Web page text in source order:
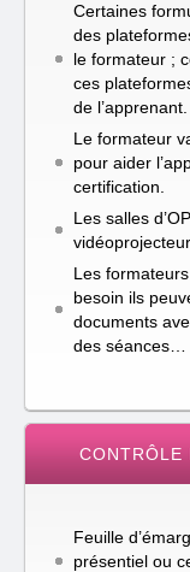
Certaines
des
le formateur ;
ces
de l’apprenant.
Le formateur
pour aider
certification.
Les salles
Les
besoin ils
documents
des séances…
CONTRÔLE
Feuille
présentiel ou